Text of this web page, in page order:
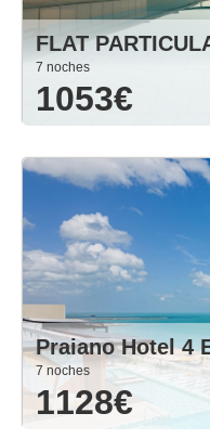
FLAT
7 noches
1053€
Praiano Hotel 4
7 noches
1128€